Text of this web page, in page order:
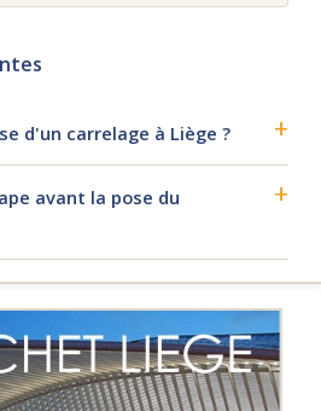
d'un carrelage à Liège ?
avant la pose du